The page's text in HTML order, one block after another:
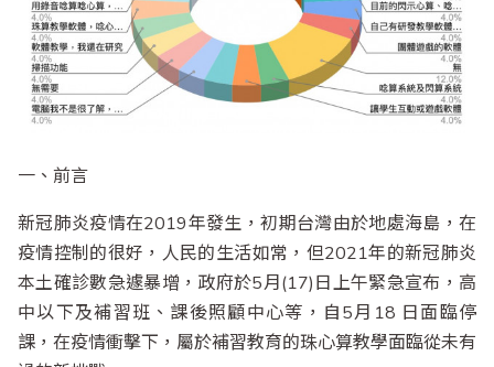
一、前言
新冠肺炎疫情在2019年發生，初期台灣由於地處海島，在
疫情控制的很好，人民的生活如常，但2021年的新冠肺炎
本土確診數急遽暴增，政府於5月(17)日上午緊急宣布，高
中以下及補習班、課後照顧中心等，自5月18 日面臨停
課，在疫情衝擊下，屬於補習教育的珠心算教學面臨從未有